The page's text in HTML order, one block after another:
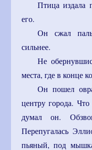
Птица издала
его.
Он сжал
сильнее.
Не
места, где в конце
Он пошел
центру города.
думал он.
Перепугалась
пьяный, под